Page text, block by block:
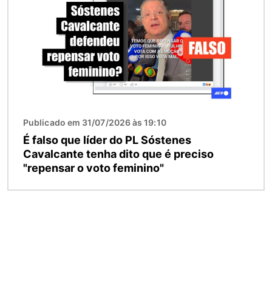
Publicado em 31/07/2026 às 19:10
É falso que líder do PL Sóstenes
Cavalcante tenha dito que é preciso
"repensar o voto feminino"